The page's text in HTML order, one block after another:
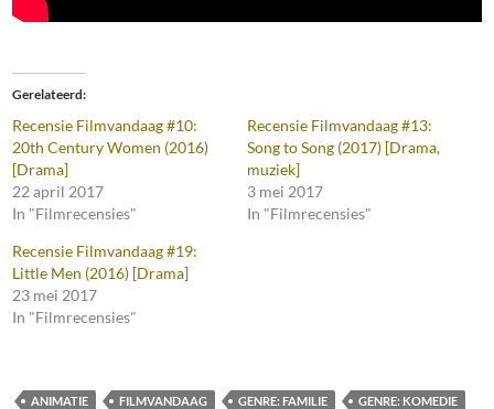
Gerelateerd
Recensie Filmvandaag #10:
20th Century Women (2016)
[Drama]
22 april 2017
In "Filmrecensies"
Recensie Filmvandaag #13:
Song to Song (2017) [Drama,
muziek]
3 mei 2017
In "Filmrecensies"
Recensie Filmvandaag #19:
Little Men (2016) [Drama]
23 mei 2017
In "Filmrecensies"
ANIMATIE FILMVANDAAG GENRE: FAMILIE
GENRE: KOMEDIE